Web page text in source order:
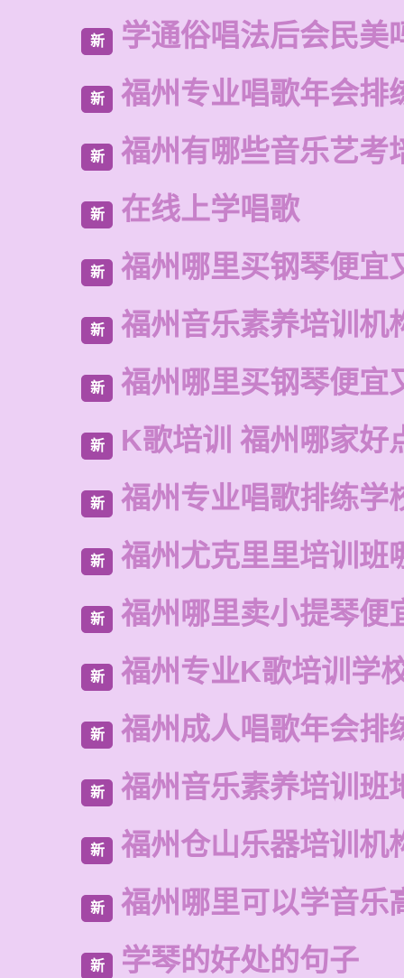
新 学通俗唱法后会民美
新 福州专业唱歌年会排
新 福州有哪些音乐艺考
新 在线上学唱歌
新 福州哪里买钢琴便宜
新 福州音乐素养培训机
新 福州哪里买钢琴便宜
新 K歌培训 福州哪家好
新 福州专业唱歌排练学
新 福州尤克里里培训班
新 福州哪里卖小提琴便
新 福州专业K歌培训学
新 福州成人唱歌年会排
新 福州音乐素养培训班
新 福州仓山乐器培训机
新 福州哪里可以学音乐
新 学琴的好处的句子